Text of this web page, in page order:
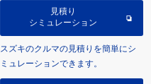
見積り
シミュレーション
スズキのクルマの見積りを簡単にシ
ミュレーションできます。